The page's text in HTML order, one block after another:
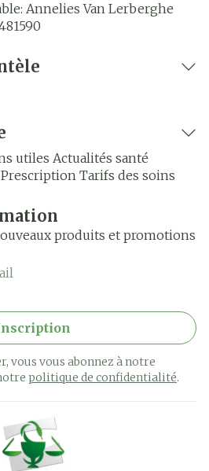
Annelies Van Lerberghe
utiles Actualités santé
Prescription Tarifs des soins
produits et promotions
vous vous abonnez à notre
politique de confidentialité.